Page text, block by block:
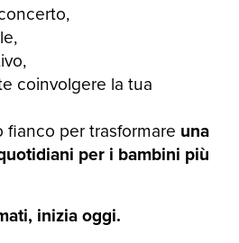
coinvolgere la tua
fianco per trasformare una
per i bambini più
inizia oggi.